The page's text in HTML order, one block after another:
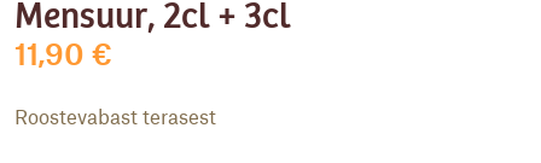
Mensuur, 2cl + 3cl
11,90 €
Roostevabast terasest